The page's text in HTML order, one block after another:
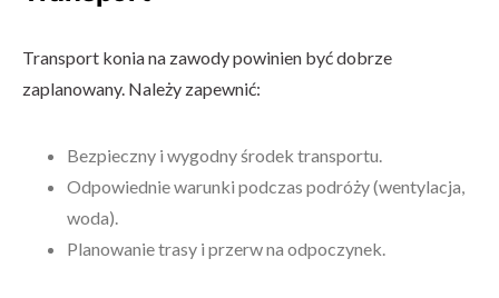
Transport konia na zawody powinien być dobrze
zaplanowany. Należy zapewnić:
Bezpieczny i wygodny środek transportu.
Odpowiednie warunki podczas podróży (wentylacja,
woda).
Planowanie trasy i przerw na odpoczynek.